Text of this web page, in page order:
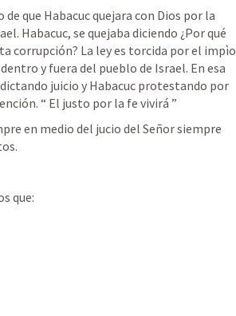
que Habacuc quejara con Dios por la
Habacuc, se quejaba diciendo ¿Por qué
corrupción? La ley es torcida por el impìo
y fuera del pueblo de Israel. En esa
juicio y Habacuc protestando por
“ El justo por la fe vivirá ”
en medio del jucio del Señor siempre
que: